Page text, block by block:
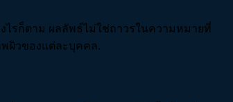
รก็ตาม ผลลัพธ์ไม่ใช่ถาวรในความหมายที่
ผิวของแต่ละบุคคล.